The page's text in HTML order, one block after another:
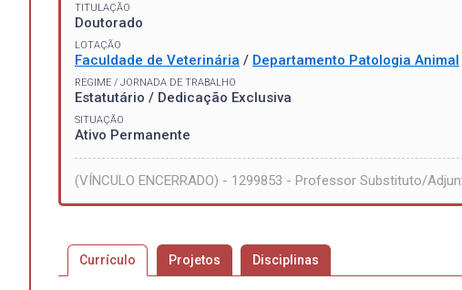
TITULAÇÃO
Doutorado
LOTAÇÃO
Faculdade de Veterinária / Departamento Patologia Animal
REGIME / JORNADA DE TRABALHO
Estatutário / Dedicação Exclusiva
SITUAÇÃO
Ativo Permanente
(VÍNCULO ENCERRADO) - 1299853 - Professor Substituto/
Currículo Projetos Disciplinas